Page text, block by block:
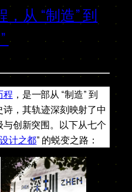
从 “制造” 到
程 ，是一部从 “制造” 到
诗，其轨迹深刻映射了中
创新突围。以下从七个
设计之都” 的蜕变之路：